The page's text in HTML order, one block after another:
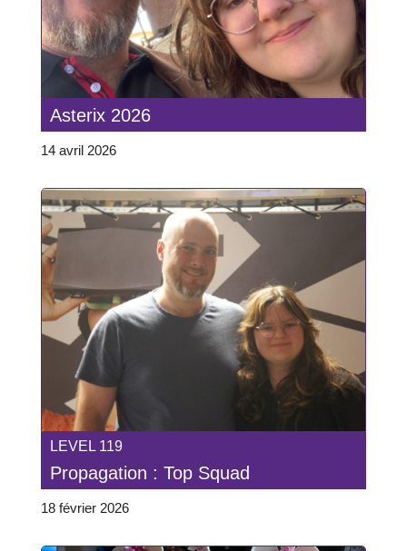
Asterix 2026
14 avril 2026
LEVEL 119
Propagation : Top Squad
18 février 2026